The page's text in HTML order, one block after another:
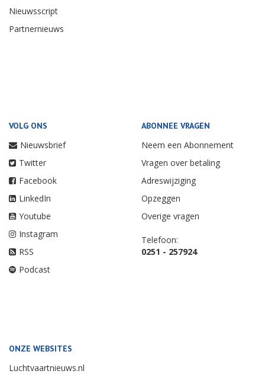
Nieuwsscript
Partnernieuws
VOLG ONS
Nieuwsbrief
Twitter
Facebook
LinkedIn
Youtube
Instagram
RSS
Podcast
ABONNEE VRAGEN
Neem een Abonnement
Vragen over betaling
Adreswijziging
Opzeggen
Overige vragen
Telefoon:
0251 - 257924
ONZE WEBSITES
Luchtvaartnieuws.nl